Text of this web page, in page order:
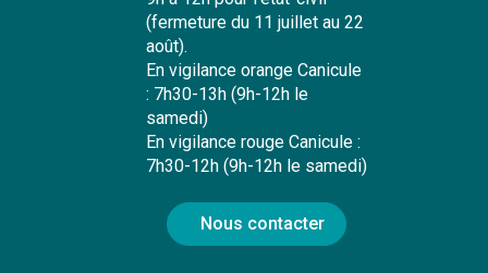
(fermeture du 11 juillet au 22
août).
En vigilance orange Canicule
: 7h30-13h (9h-12h le
samedi)
En vigilance rouge Canicule :
7h30-12h (9h-12h le samedi)
Nous contacter